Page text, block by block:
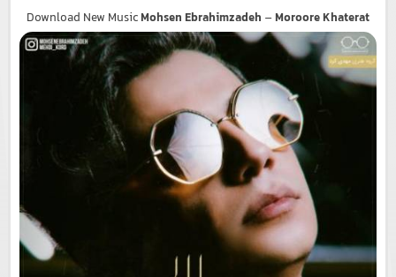
Download New MusicMohsen Ebrahimzadeh – Moroore Khaterat